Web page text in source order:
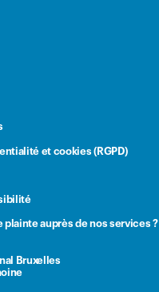
et cookies (RGPD)
plainte auprès de nos services ?
Bruxelles